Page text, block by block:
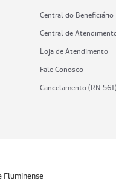
Central do Beneficiário
Central de
Loja de Atendimento
Fale Conosco
Cancelamento (RN
Fluminense